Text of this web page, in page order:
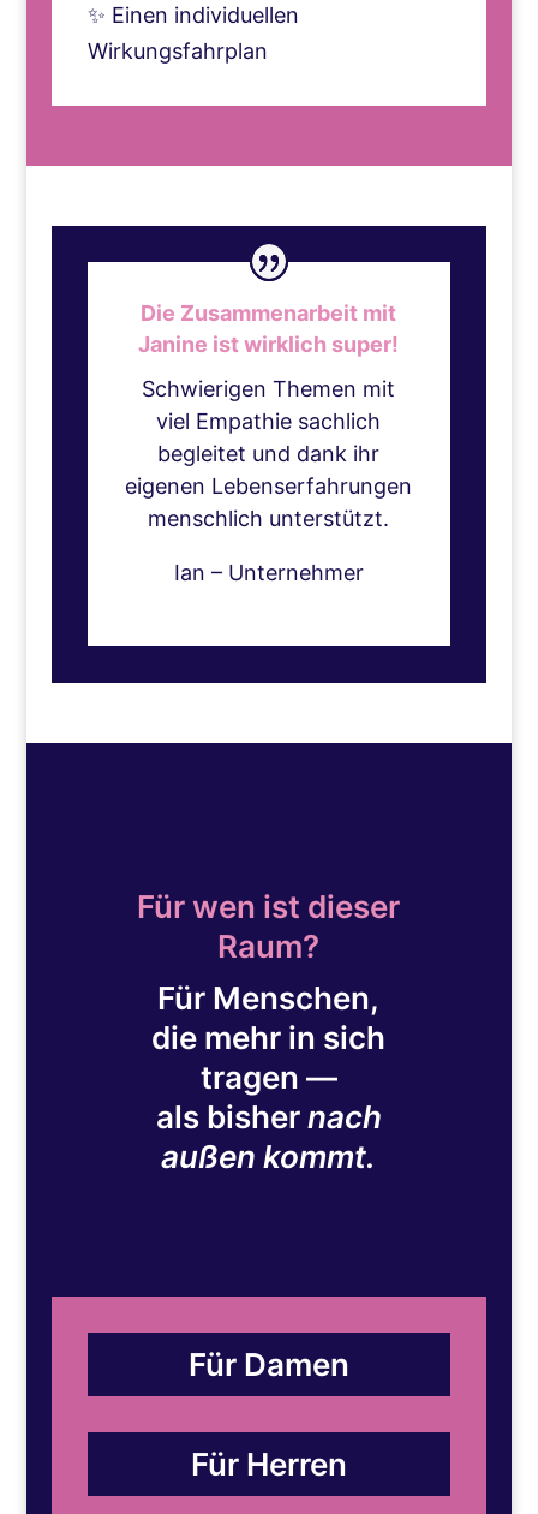
✨ Einen individuellen
Wirkungsfahrplan
Die Zusammenarbeit mit
Janine ist wirklich super!
Schwierigen Themen mit
viel Empathie sachlich
begleitet und dank ihr
eigenen Lebenserfahrungen
menschlich unterstützt.
Ian – Unternehmer
Für wen ist dieser
Raum?
Für Menschen,
die mehr in sich
tragen —
als bishernach
außen kommt.
Für Damen
Für Herren